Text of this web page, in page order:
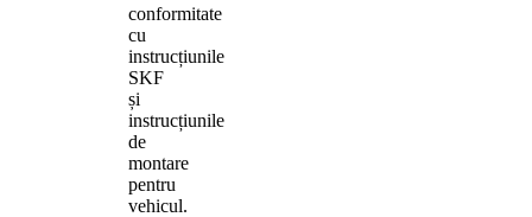
conformitate
cu
instrucțiunile
SKF
și
instrucțiunile
de
montare
pentru
vehicul.